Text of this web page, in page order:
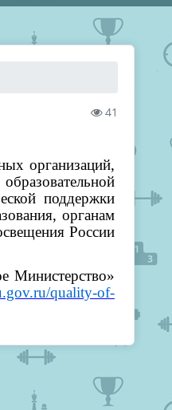
41
организаций,
поддержки
органам
России
Министерство»
quality-of-